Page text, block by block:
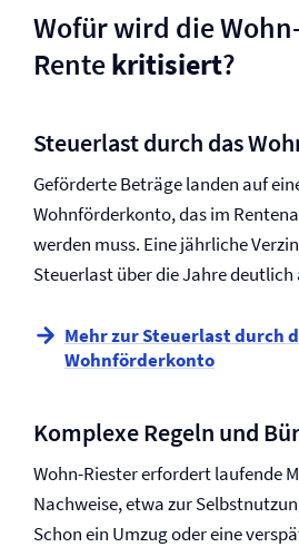
Wofür wird die
Rentekritisiert?
Steuerlast durch das
Geförderte Beträge landen auf
Wohnförderkonto, das im
werden muss. Eine jährliche
Steuerlast über die Jahre deutlich
Mehr zur Steuerlast durch
Wohnförderkonto
Komplexe Regeln und
Wohn-Riester erfordert laufende
Nachweise, etwa zur
Schon ein Umzug oder eine